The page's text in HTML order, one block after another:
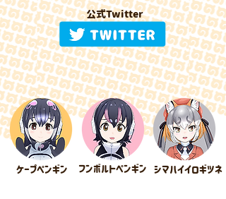
​公式Twitter
​フンボルトペンギン
​ケープペンギン ​シマハイイロギツネ